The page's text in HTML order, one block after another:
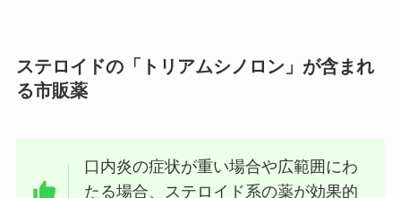
ステロイドの「トリアムシノロン」が含まれ
る市販薬
口内炎の症状が重い場合や広範囲にわ
たる場合、ステロイド系の薬が効果的